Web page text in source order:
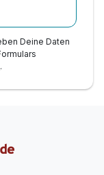
Deine Daten
.